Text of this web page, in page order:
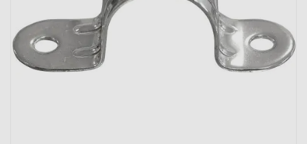
ons voorop, want we geloven dat een
goede relatie met onze klanten het
verschil maakt.